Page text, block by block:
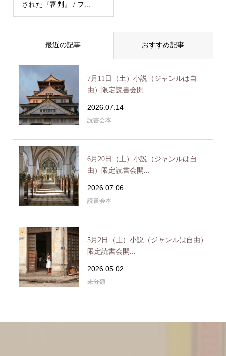
された『審判』 / フ...
最近の記事 おすすめ記事
7月11日（土）小説（ジャンルは自
由）限定読書会開...
2026.07.14
読書会本
6月20日（土）小説（ジャンルは自
由）限定読書会開...
2026.07.06
読書会本
5月2日（土）小説（ジャンルは自由）
限定読書会開...
2026.05.02
未分類